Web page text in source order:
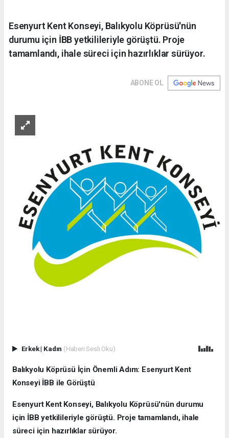
Esenyurt Kent Konseyi, Balıkyolu Köprüsü'nün
durumu için İBB yetkilileriyle görüştü. Proje
tamamlandı, ihale süreci için hazırlıklar sürüyor.
ABONE OL
Erkek| Kadın (Haberi Sesli Oku)
Balıkyolu Köprüsü İçin Önemli Adım: Esenyurt Kent
Konseyi İBB ile Görüştü
Esenyurt Kent Konseyi, Balıkyolu Köprüsü'nün durumu
için İBB yetkilileriyle görüştü. Proje tamamlandı, ihale
süreci için hazırlıklar sürüyor.